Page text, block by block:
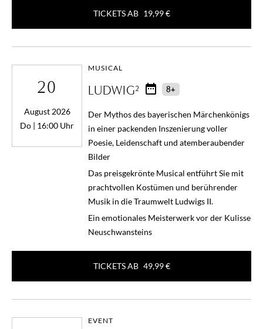
TICKETS AB 19,99 €
20
August 2026
Do | 16:00 Uhr
MUSICAL
LUDWIG² 8+
Der Mythos des bayerischen Märchenkönigs
in einer packenden Inszenierung voller
Poesie, Leidenschaft und atemberaubender
Bilder
Das preisgekrönte Musical entführt Sie mit
prachtvollen Kostümen und berührender
Musik in die Traumwelt Ludwigs II.
Ein emotionales Meisterwerk vor der Kulisse
Neuschwansteins
TICKETS AB 49,99 €
EVENT